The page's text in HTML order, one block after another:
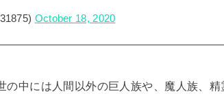
October 18, 2020
の中には人間以外の巨人族や、魔人族、